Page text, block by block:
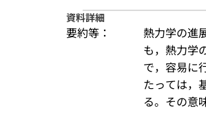
資料詳細
要約等：
熱力学の進
も，熱力学
で，容易に
たっては，
る。その意